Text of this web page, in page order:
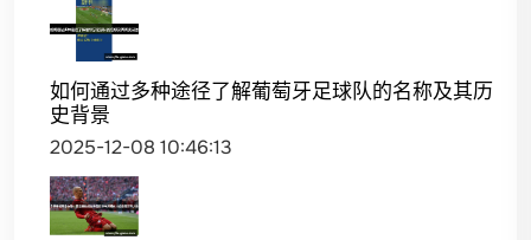
如何通过多种途径了解葡萄牙足球队的名称及其历
史背景
2025-12-08 10:46:13